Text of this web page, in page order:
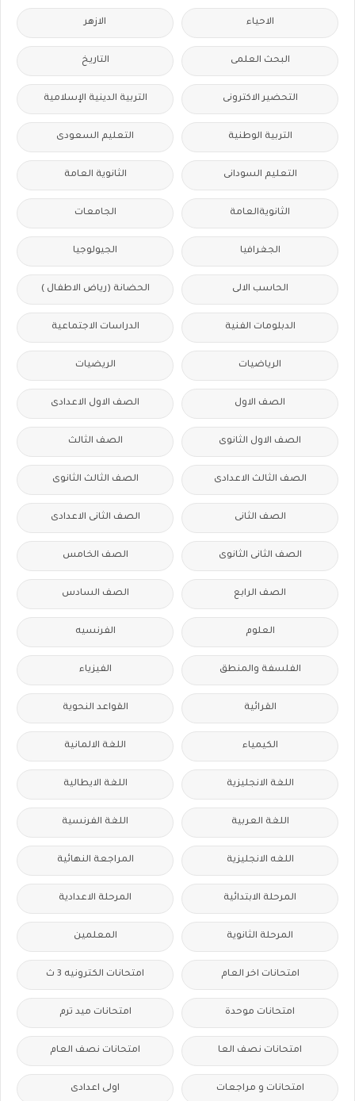
الاحياء الازهر
البحث العلمى التاريخ
التحضير الاكترونى التربية الدينية الإسلامية
التربية الوطنية التعليم السعودى
التعليم السودانى الثانوية العامة
الثانويةالعامة الجامعات
الجغرافيا الجيولوجيا
الحاسب الالى الحضانة (رياض الاطفال )
الدبلومات الفنية الدراسات الاجتماعية
الرياضيات الريضيات
الصف الاول الصف الاول الاعدادى
الصف الاول الثانوى الصف الثالث
الصف الثالث الاعدادى الصف الثالث الثانوى
الصف الثانى الصف الثانى الاعدادى
الصف الثانى الثانوى الصف الخامس
الصف الرابع الصف السادس
العلوم الفرنسيه
الفلسفة والمنطق الفيزياء
القرائية القواعد النحوية
الكيمياء اللغة الالمانية
اللغة الانجليزية اللغة الايطالية
اللغة العربية اللغة الفرنسية
اللغه الانجليزية المراجعة النهائية
المرحلة الابتدائية المرحلة الاعدادية
المرحلة الثانوية المعلمين
امتحانات اخر العام امتحانات الكترونيه 3 ث
امتحانات موحدة امتحانات ميد ترم
امتحانات نصف العا امتحانات نصف العام
امتحانات و مراجعات اولى اعدادى